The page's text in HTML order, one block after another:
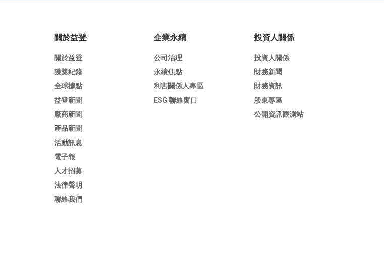
關於益登
關於益登
獲獎紀錄
全球據點
益登新聞
廠商新聞
產品新聞
活動訊息
電子報
人才招募
法律聲明
聯絡我們
企業永續
公司治理
永續焦點
利害關係人專區
ESG 聯絡窗口
投資人關係
投資人關係
財務新聞
財務資訊
股東專區
公開資訊觀測站